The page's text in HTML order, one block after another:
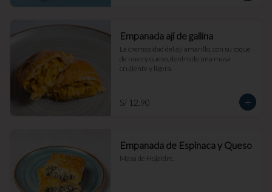
Empanada ají de gallina
La cremosidad del ají amarillo, con su toque
de nuez y queso, dentro de una masa
crujiente y ligera.
S/ 12.90
Empanada de Espinaca y Queso
Masa de Hojaldre.